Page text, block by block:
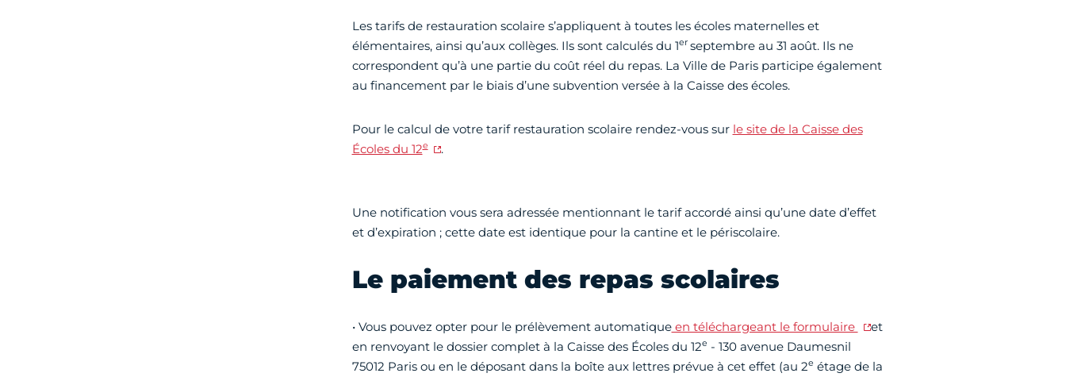
Les tarifs de restauration scolaire s’appliquent à toutes les écoles maternelles et
élémentaires, ainsi qu’aux collèges. Ils sont calculés du 1er septembre au 31 août. Ils ne
correspondent qu’à une partie du coût réel du repas. La Ville de Paris participe également
au financement par le biais d’une subvention versée à la Caisse des écoles.
Pour le calcul de votre tarif restauration scolaire rendez-vous sur le site de la Caisse des
Écoles du 12e .
Une notification vous sera adressée mentionnant le tarif accordé ainsi qu’une date d’effet
et d’expiration ; cette date est identique pour la cantine et le périscolaire.
Le paiement des repas scolaires
• Vous pouvez opter pour le prélèvement automatiqueen téléchargeant le formulaire
et
en renvoyant le dossier complet à la Caisse des Écoles du 12e - 130 avenue Daumesnil
75012 Paris ou en le déposant dans la boîte aux lettres prévue à cet effet (au 2e étage de la